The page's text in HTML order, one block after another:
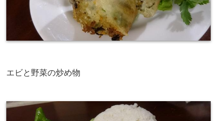
エビと野菜の炒め物